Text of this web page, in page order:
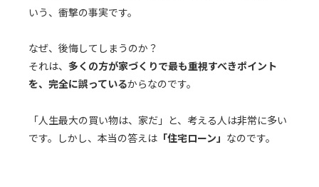
いう、衝撃の事実です。
なぜ、後悔してしまうのか？
それは、多くの方が家づくりで最も重視すべきポイント
を、完全に誤っているからなのです。
「人生最大の買い物は、家だ」と、考える人は非常に多い
です。しかし、本当の答えは 「住宅ローン」 なのです。